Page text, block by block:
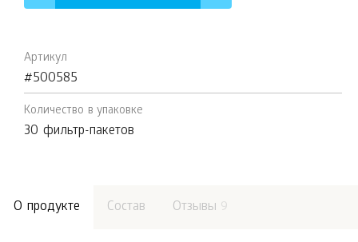
Артикул
#500585
Количество в упаковке
30 фильтр-пакетов
О продукте Состав Отзывы 9